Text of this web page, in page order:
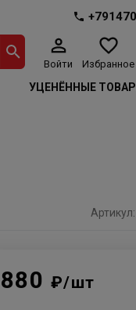
Войти Избранное
УЦЕНЁННЫЕ
880 ₽/шт